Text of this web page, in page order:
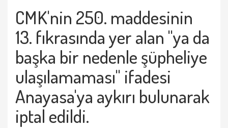
CMK'nin 250. maddesinin
13. fıkrasında yer alan "ya da
başka bir nedenle şüpheliye
ulaşılamaması" ifadesi
Anayasa'ya aykırı bulunarak
iptal edildi.